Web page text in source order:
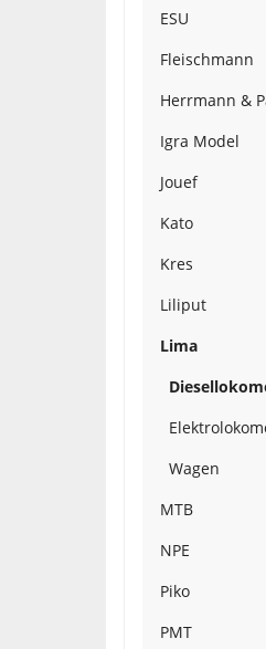
ESU
Fleischmann
Herrmann &
Igra Model
Jouef
Kato
Kres
Liliput
Lima
Wagen
MTB
NPE
Piko
PMT